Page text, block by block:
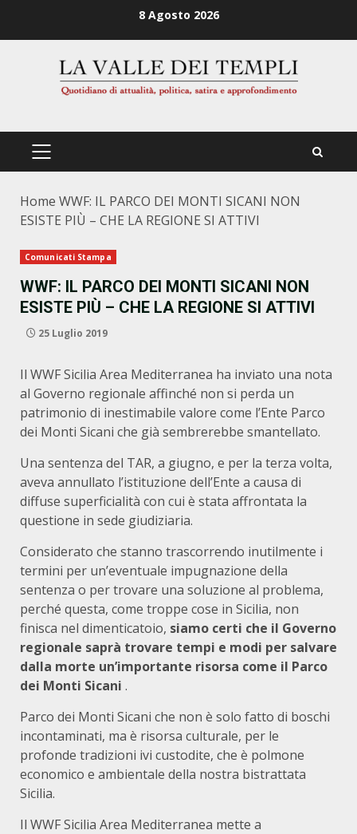
8 Agosto 2026
PRIMÄRES
Home WWF: IL PARCO DEI MONTI SICANI NON
ESISTE PIÙ – CHE LA REGIONE SI ATTIVI
Comunicati Stampa
WWF: IL PARCO DEI MONTI SICANI NON
ESISTE PIÙ – CHE LA REGIONE SI ATTIVI
25 Luglio 2019
Il WWF Sicilia Area Mediterranea ha inviato una nota
al Governo regionale affinché non si perda un
patrimonio di inestimabile valore come l’Ente Parco
dei Monti Sicani che già sembrerebbe smantellato.
Una sentenza del TAR, a giugno, e per la terza volta,
aveva annullato l’istituzione dell’Ente a causa di
diffuse superficialità con cui è stata affrontata la
questione in sede giudiziaria.
Considerato che stanno trascorrendo inutilmente i
termini per un’eventuale impugnazione della
sentenza o per trovare una soluzione al problema,
perché questa, come troppe cose in Sicilia, non
finisca nel dimenticatoio, siamo certi che il Governo
regionale saprà trovare tempi e modi per salvare
dalla morte un’importante risorsa come il Parco
dei Monti Sicani .
Parco dei Monti Sicani che non è solo fatto di boschi
incontaminati, ma è risorsa culturale, per le
profonde tradizioni ivi custodite, che è polmone
economico e ambientale della nostra bistrattata
Sicilia.
Il WWF Sicilia Area Mediterranea mette a